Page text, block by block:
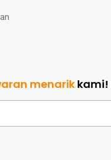
menarik kami!